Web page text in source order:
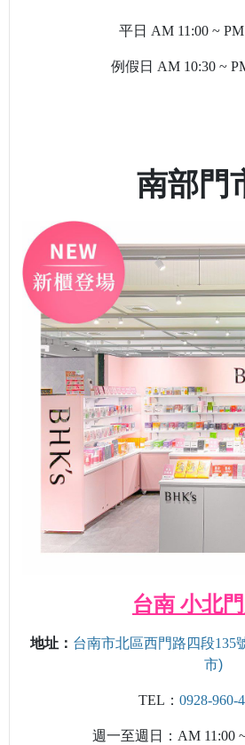
平日 AM 11:00 ~
例假日 AM 10:30 ~
南部門
台南 小北
地址： 台南市北區西門路四段135
市)
TEL： 0928-960-
週一至週日：AM 11:00